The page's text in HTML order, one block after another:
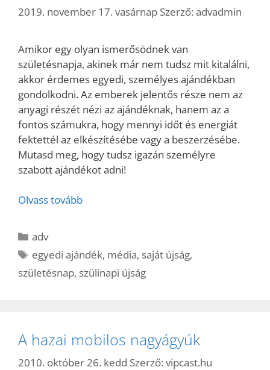
2019. november 17. vasárnap Szerző: advadmin
Amikor egy olyan ismerősödnek van
születésnapja, akinek már nem tudsz mit kitalálni,
akkor érdemes egyedi, személyes ajándékban
gondolkodni. Az emberek jelentős része nem az
anyagi részét nézi az ajándéknak, hanem az a
fontos számukra, hogy mennyi időt és energiát
fektettél az elkészítésébe vagy a beszerzésébe.
Mutasd meg, hogy tudsz igazán személyre
szabott ajándékot adni!
Olvass tovább
Kategória
adv
Címkék
egyedi ajándék, média, saját újság,
születésnap, szülinapi újság
A hazai mobilos nagyágyúk
2010. október 26. kedd Szerző: vipcast.hu